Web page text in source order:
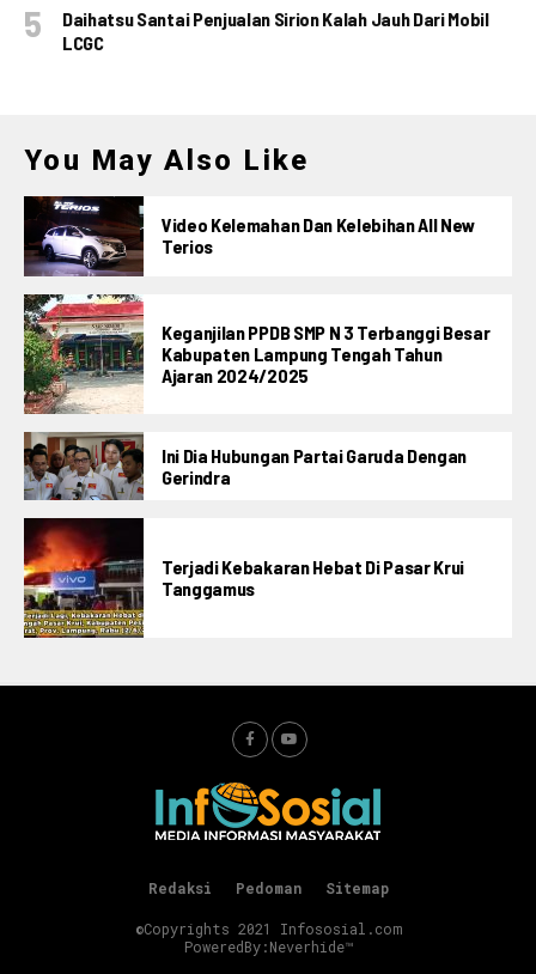
Daihatsu Santai Penjualan Sirion Kalah Jauh Dari Mobil
LCGC
You May Also Like
Video Kelemahan Dan Kelebihan All New
Terios
Keganjilan PPDB SMP N 3 Terbanggi Besar
Kabupaten Lampung Tengah Tahun
Ajaran 2024/2025
Ini Dia Hubungan Partai Garuda Dengan
Gerindra
Terjadi Kebakaran Hebat Di Pasar Krui
Tanggamus
Redaksi Pedoman Sitemap
©Copyrights 2021 Infososial.com
PoweredBy:Neverhide™